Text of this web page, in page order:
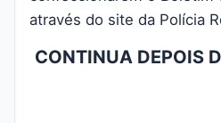
através do site da Polícia
CONTINUA DEPOIS